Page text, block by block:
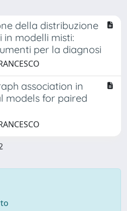
della distribuzione
in modelli misti:
per la diagnosi
association in
models for paired